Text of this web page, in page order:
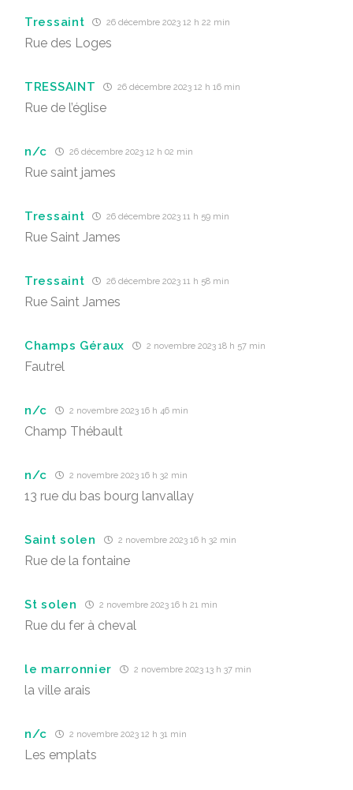
Tressaint 26 décembre 2023 12 h 22 min
Rue des Loges
TRESSAINT 26 décembre 2023 12 h 16 min
Rue de l’église
n/c 26 décembre 2023 12 h 02 min
Rue saint james
Tressaint 26 décembre 2023 11 h 59 min
Rue Saint James
Tressaint 26 décembre 2023 11 h 58 min
Rue Saint James
Champs Géraux 2 novembre 2023 18 h 57 min
Fautrel
n/c 2 novembre 2023 16 h 46 min
Champ Thébault
n/c 2 novembre 2023 16 h 32 min
13 rue du bas bourg lanvallay
Saint solen 2 novembre 2023 16 h 32 min
Rue de la fontaine
St solen 2 novembre 2023 16 h 21 min
Rue du fer à cheval
le marronnier 2 novembre 2023 13 h 37 min
la ville arais
n/c 2 novembre 2023 12 h 31 min
Les emplats